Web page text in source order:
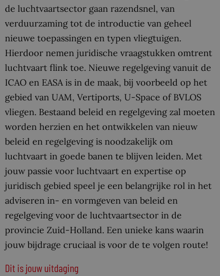
de luchtvaartsector gaan razendsnel, van
verduurzaming tot de introductie van geheel
nieuwe toepassingen en typen vliegtuigen.
Hierdoor nemen juridische vraagstukken omtrent
luchtvaart flink toe. Nieuwe regelgeving vanuit de
ICAO en EASA is in de maak, bij voorbeeld op het
gebied van UAM, Vertiports, U-Space of BVLOS
vliegen. Bestaand beleid en regelgeving zal moeten
worden herzien en het ontwikkelen van nieuw
beleid en regelgeving is noodzakelijk om
luchtvaart in goede banen te blijven leiden. Met
jouw passie voor luchtvaart en expertise op
juridisch gebied speel je een belangrijke rol in het
adviseren in- en vormgeven van beleid en
regelgeving voor de luchtvaartsector in de
provincie Zuid-Holland. Een unieke kans waarin
jouw bijdrage cruciaal is voor de te volgen route!
Dit is jouw uitdaging